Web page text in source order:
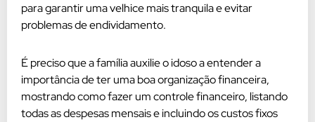
para garantir uma velhice mais tranquila e evitar
problemas de endividamento.
É preciso que a família auxilie o idoso a entender a
importância de ter uma boa organização financeira,
mostrando como fazer um controle financeiro, listando
todas as despesas mensais e incluindo os custos fixos